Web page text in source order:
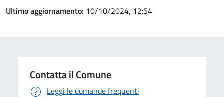
Ultimo aggiornamento: 10/10/2024, 12:54
Contatta il Comune
Leggi le domande frequenti